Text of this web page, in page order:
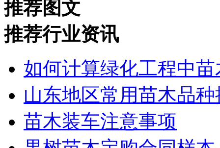
推荐图文
推荐行业资讯
如何计算绿化工程中
山东地区常用苗木品
苗木装车注意事项